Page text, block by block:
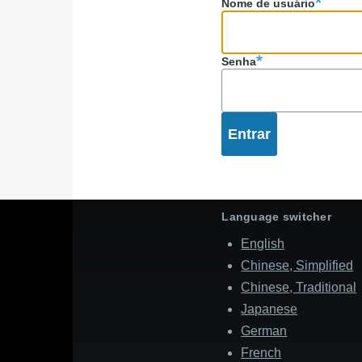
Nome de usuário
Senha
Language switcher
English
Chinese, Simplified
Chinese, Traditional
Japanese
German
French